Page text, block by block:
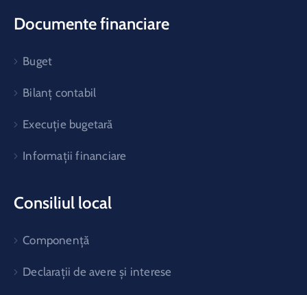
Documente financiare
Buget
Bilanț contabil
Execuție bugetară
Informații financiare
Consiliul local
Componență
Declarații de avere și interese